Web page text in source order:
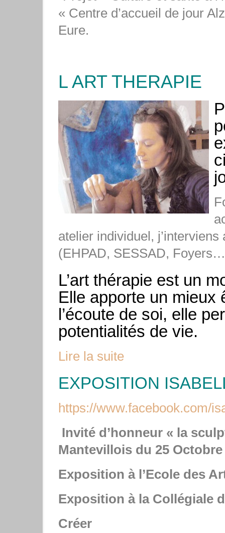
« Centre d’accueil de jour
Eure.
L ART THERAPIE
atelier individuel,
(EHPAD, SESSAD,
L’art thérapie est un
Elle apporte un mieux
l’écoute de soi, elle
potentialités de vie.
Lire la suite
EXPOSITION
https://www.facebook.com/
Invité d’honneur « la s
Mantevillois du 25
Exposition à l’Ecole des
Exposition à la Collégiale
Créer